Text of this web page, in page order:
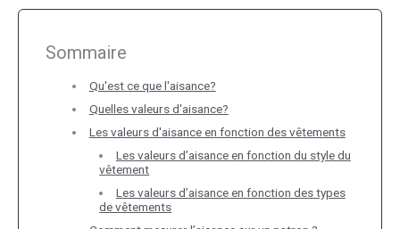
Sommaire
Qu'est ce que l'aisance?
Quelles valeurs d'aisance?
Les valeurs d'aisance en fonction des vêtements
Les valeurs d’aisance en fonction du style du
vêtement
Les valeurs d’aisance en fonction des types
de vêtements